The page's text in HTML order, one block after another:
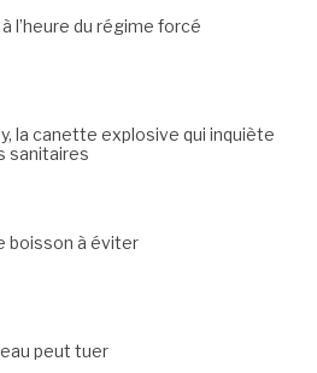
l’heure du régime forcé
la canette explosive qui inquiète
sanitaires
boisson à éviter
peut tuer